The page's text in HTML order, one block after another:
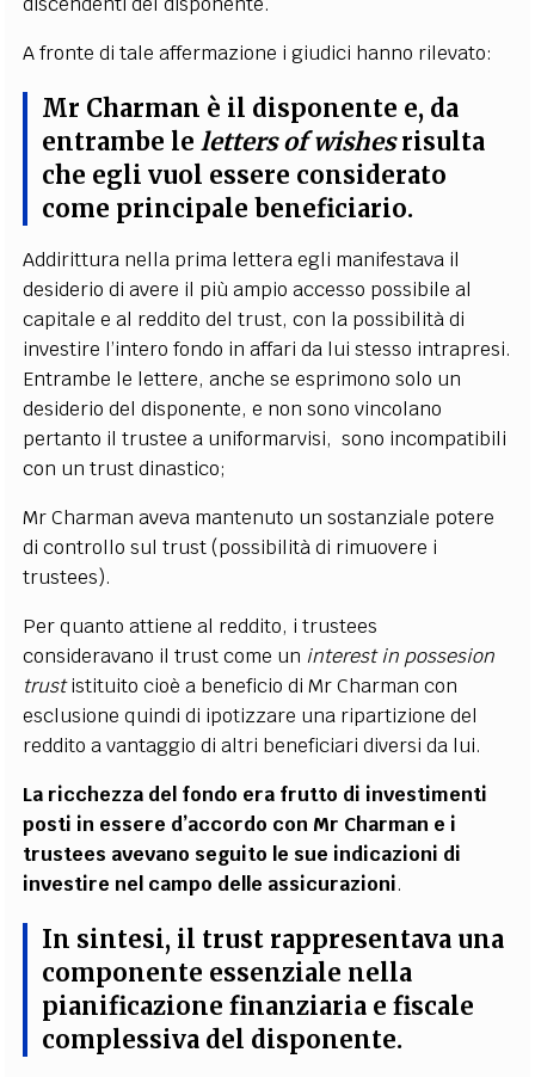
A fronte di tale affermazione i giudici hanno rilevato:
Mr Charman è il disponente e, da
entrambe leletters of wishesrisulta
che egli vuol essere considerato
come principale beneficiario.
Addirittura nella prima lettera egli manifestava il
desiderio di avere il più ampio accesso possibile al
capitale e al reddito del trust, con la possibilità di
investire l’intero fondo in affari da lui stesso intrapresi.
Entrambe le lettere, anche se esprimono solo un
desiderio del disponente, e non sono vincolano
pertanto il trustee a uniformarvisi, sono incompatibili
con un trust dinastico;
Mr Charman aveva mantenuto un sostanziale potere
di controllo sul trust (possibilità di rimuovere i
trustees).
Per quanto attiene al reddito, i trustees
consideravano il trust come un interest in possesion
trustistituito cioè a beneficio di Mr Charman con
esclusione quindi di ipotizzare una ripartizione del
reddito a vantaggio di altri beneficiari diversi da lui.
La ricchezza del fondo era frutto di investimenti
posti in essere d’accordo con Mr Charman e i
trustees avevano seguito le sue indicazioni di
investire nel campo delle assicurazioni.
In sintesi, il trust rappresentava una
componente essenziale nella
pianificazione finanziaria e fiscale
complessiva del disponente.